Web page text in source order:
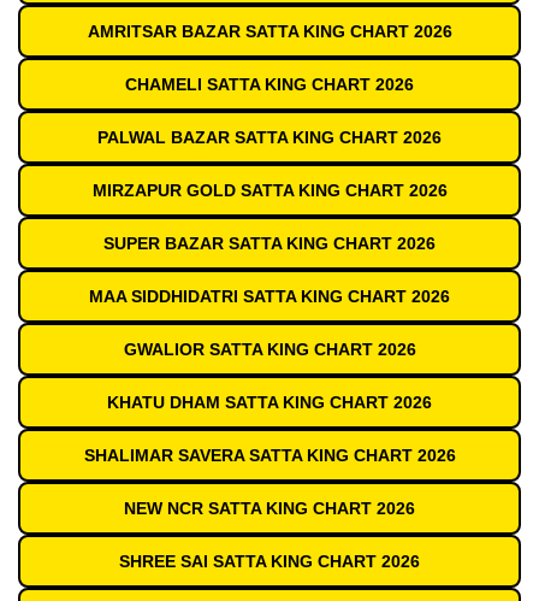
AMRITSAR BAZAR SATTA KING CHART 2026
CHAMELI SATTA KING CHART 2026
PALWAL BAZAR SATTA KING CHART 2026
MIRZAPUR GOLD SATTA KING CHART 2026
SUPER BAZAR SATTA KING CHART 2026
MAA SIDDHIDATRI SATTA KING CHART 2026
GWALIOR SATTA KING CHART 2026
KHATU DHAM SATTA KING CHART 2026
SHALIMAR SAVERA SATTA KING CHART 2026
NEW NCR SATTA KING CHART 2026
SHREE SAI SATTA KING CHART 2026